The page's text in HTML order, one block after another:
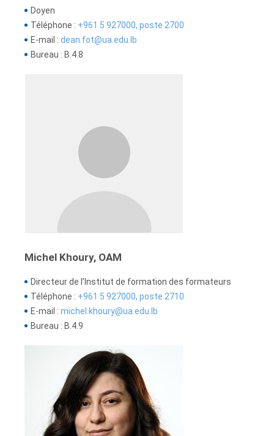
Doyen
Téléphone : +961 5 927000, poste 2700
E-mail : dean.fot@ua.edu.lb
Bureau : B.4.8
Michel Khoury, OAM
Directeur de l’Institut de formation des formateurs
Téléphone : +961 5 927000, poste 2710
E-mail : michel.khoury@ua.edu.lb
Bureau : B.4.9